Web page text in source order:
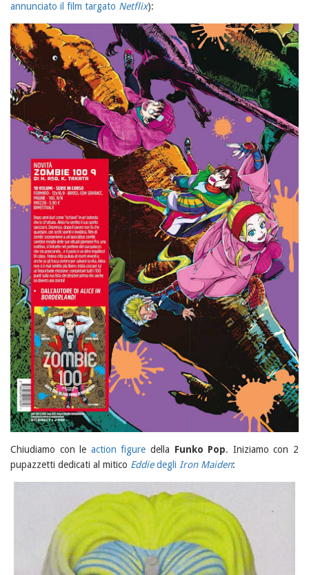
annunciato il film targato Netflix):
Chiudiamo con le action figure della Funko Pop. Iniziamo con 2
pupazzetti dedicati al mitico Eddiedegli Iron Maiden: